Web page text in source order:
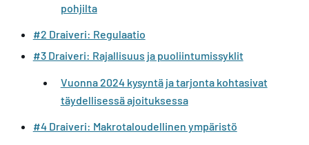
pohjilta
#2 Draiveri: Regulaatio
#3 Draiveri: Rajallisuus ja puoliintumissyklit
Vuonna 2024 kysyntä ja tarjonta kohtasivat
täydellisessä ajoituksessa
#4 Draiveri: Makrotaloudellinen ympäristö